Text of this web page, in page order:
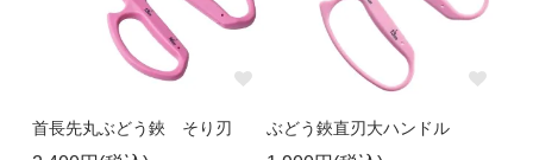
首長先丸ぶどう鋏 そり刃 ぶどう鋏直刃大ハンドル